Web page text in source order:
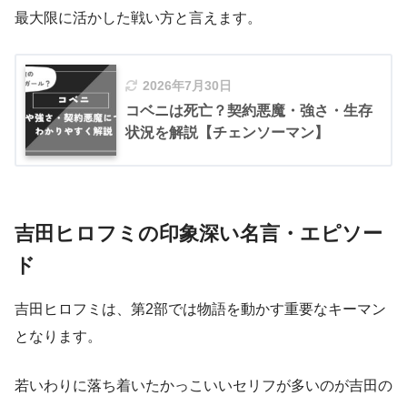
最大限に活かした戦い方と言えます。
2026年7月30日
コベニは死亡？契約悪魔・強さ・生存
状況を解説【チェンソーマン】
吉田ヒロフミの印象深い名言・エピソー
ド
吉田ヒロフミは、第2部では物語を動かす重要なキーマン
となります。
若いわりに落ち着いたかっこいいセリフが多いのが吉田の